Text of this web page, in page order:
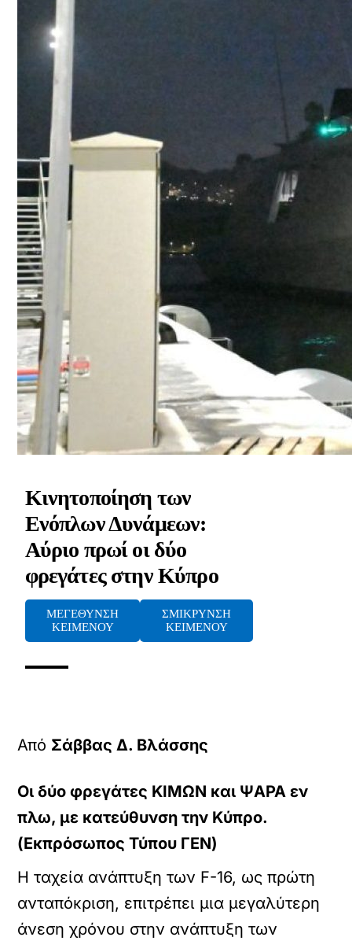
Κινητοποίηση των
Ενόπλων Δυνάμεων:
Αύριο πρωί οι δύο
φρεγάτες στην Κύπρο
ΜΕΓΕΘΥΝΣΗ
ΚΕΙΜΕΝΟΥ
ΣΜΙΚΡΥΝΣΗ
ΚΕΙΜΕΝΟΥ
Από Σάββας Δ. Βλάσσης
Οι δύο φρεγάτες ΚΙΜΩΝ και ΨΑΡΑ εν
πλω, με κατεύθυνση την Κύπρο.
(Εκπρόσωπος Τύπου ΓΕΝ)
Η ταχεία ανάπτυξη των F-16, ως πρώτη
ανταπόκριση, επιτρέπει μια μεγαλύτερη
άνεση χρόνου στην ανάπτυξη των